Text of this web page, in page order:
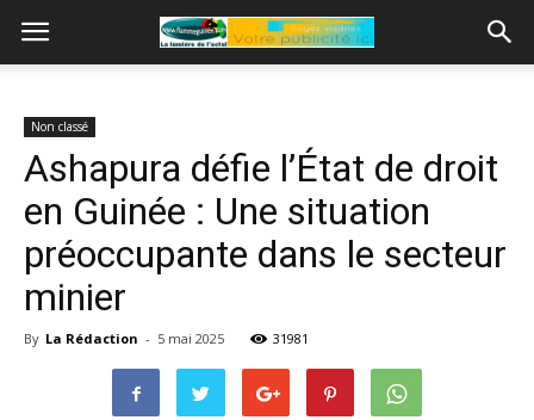
Non classé
Ashapura défie l’État de droit
en Guinée : Une situation
préoccupante dans le secteur
minier
By La Rédaction - 5 mai 2025 31981